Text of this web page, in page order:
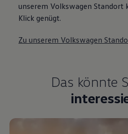
unserem Volkswagen Standort
Klick genügt.
Zu unserem Volkswagen
Das könnte